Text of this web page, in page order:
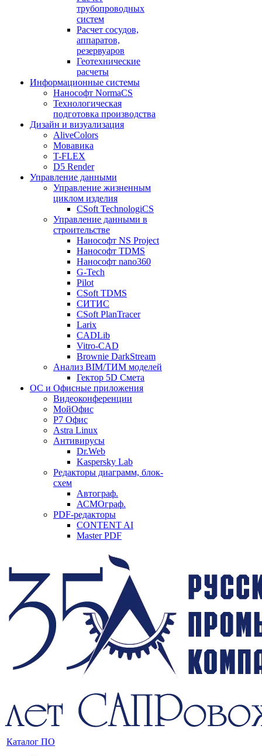
трубопроводных
систем
Расчет сосудов,
аппаратов,
резервуаров
Геотехнические
расчеты
Информационные системы
Нанософт NormaCS
Технологическая
подготовка производства
Дизайн и визуализация
AliveColors
Мовавика
T-FLEX
D5 Render
Управление данными
Управление жизненным
циклом изделия
CSoft TechnologiCS
Управление данными в
строительстве
Нанософт NS Project
Нанософт TDMS
Нанософт nano360
G-Tech
Pilot
CSoft TDMS
СИТИС
CSoft PlanTracer
Larix
CADLib
Vitro-CAD
Brownie DarkStream
Анализ BIM/ТИМ моделей
Гектор 5D Смета
ОС и Офисные приложения
Видеоконференции
МойОфис
P7 Офис
Astra Linux
Антивирусы
Dr.Web
Kaspersky Lab
Редакторы диаграмм, блок-
схем
Автограф.
АСМОграф.
PDF-редакторы
CONTENT AI
Master PDF
Каталог ПО